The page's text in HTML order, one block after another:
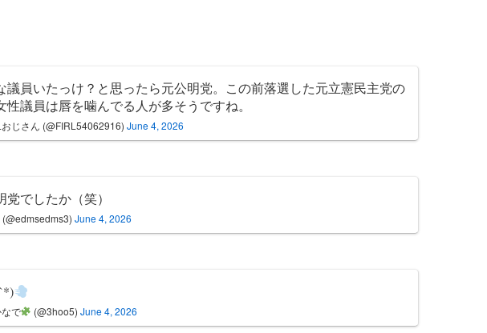
議員いたっけ？と思ったら元公明党。この前落選した元立憲民主党の
性議員は唇を噛んでる人が多そうですね。
じさん (@FIRL54062916) June 4, 2026
党でしたか（笑）
June 4, 2026
で (@3hoo5)June 4, 2026